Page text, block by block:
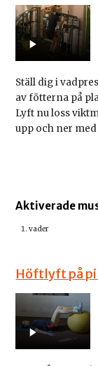
Ställ dig i
av fötterna på
Lyft nu loss
upp och ner
Aktiverade
vader
Höftlyft på